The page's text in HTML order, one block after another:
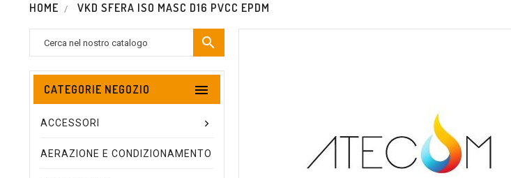
HOME VKD SFERA ISO MASC D16 PVCC EPDM

CATEGORIE NEGOZIO 
ACCESSORI
AERAZIONE E CONDIZIONAMENTO